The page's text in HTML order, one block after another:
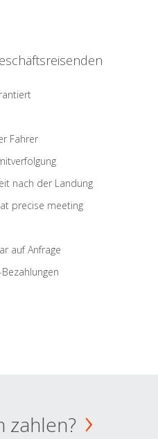
Fahrer
nach der Landung
precise meeting
auf Anfrage
zahlen?